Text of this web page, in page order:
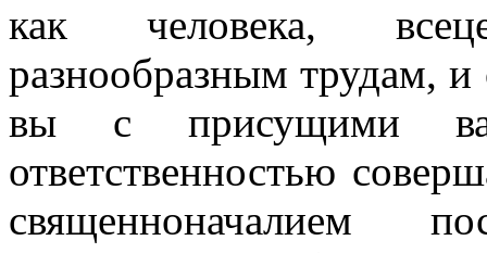
как человека,
разнообразным трудам, и
вы с присущими
ответственностью
священноначалием